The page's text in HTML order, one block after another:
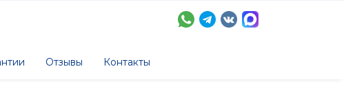
Отзывы Контакты